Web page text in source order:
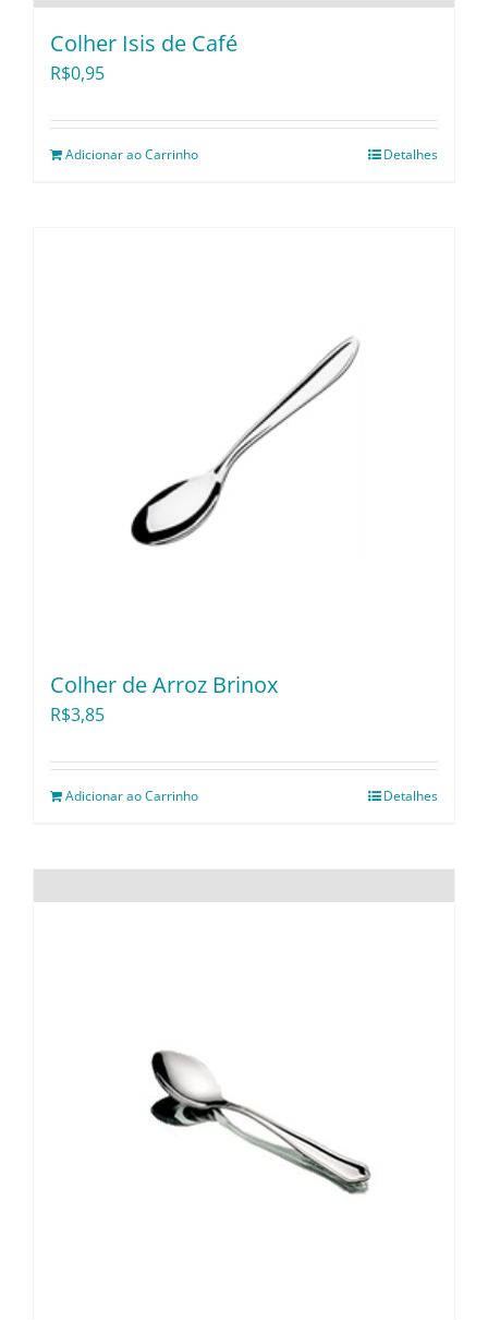
Colher Isis de Café
R$0,95
Adicionar ao Carrinho Detalhes
Colher de Arroz Brinox
R$3,85
Adicionar ao Carrinho Detalhes